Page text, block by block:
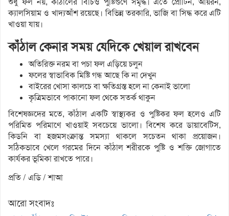
ক্যালসিয়াম ও খাদ্যআঁশ রয়েছে। বিভিন্ন তরকারি, ভাজি বা সিদ্ধ করে এটি
খাওয়া যায়।
কাঁঠাল কেনার সময় যেদিকে খেয়াল রাখবেন
অতিরিক্ত নরম বা পচা ফল এড়িয়ে চলুন
ফলের স্বাভাবিক মিষ্টি গন্ধ আছে কি না দেখুন
বাইরের খোসা কালচে বা ক্ষতিগ্রস্ত হলে না কেনাই ভালো
কৃত্রিমভাবে পাকানো ফল থেকে সতর্ক থাকুন
বিশেষজ্ঞদের মতে, কাঁঠাল একটি স্বাস্থ্যকর ও পুষ্টিকর ফল হলেও এটি
পরিমিত পরিমাণে খাওয়াই সবচেয়ে ভালো। বিশেষ করে ডায়াবেটিস,
কিডনি বা হজমসংক্রান্ত সমস্যা থাকলে সচেতন থাকা প্রয়োজন।
সঠিকভাবে খেলে গরমের দিনে কাঁঠাল শরীরকে পুষ্টি ও শক্তি জোগাতে
কার্যকর ভূমিকা রাখতে পারে।
প্রতি / এডি / শাআ
আরো সংবাদঃ